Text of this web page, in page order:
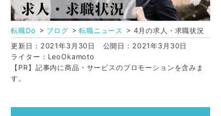
転職Do ブログ 転職ニュース
4月の求人・求職状況
更新日：2021年3月30日
公開日：2021年3月30日
ライター：LeoOkamoto
【PR】記事内に商品・サービスのプロモーションを含みま
す。